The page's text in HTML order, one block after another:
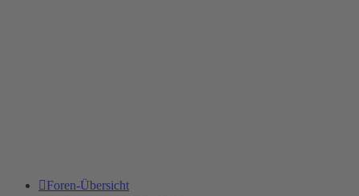
Foren-Übersicht